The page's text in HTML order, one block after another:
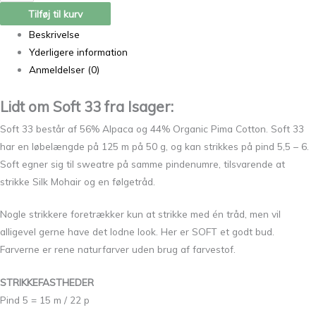
Tilføj til kurv
Beskrivelse
Yderligere information
Anmeldelser (0)
Lidt om Soft 33 fra Isager:
Soft 33 består af 56% Alpaca og 44% Organic Pima Cotton. Soft 33
har en løbelængde på 125 m på 50 g, og kan strikkes på pind 5,5 – 6.
Soft egner sig til sweatre på samme pindenumre, tilsvarende at
strikke Silk Mohair og en følgetråd.
Nogle strikkere foretrækker kun at strikke med én tråd, men vil
alligevel gerne have det lodne look. Her er SOFT et godt bud.
Farverne er rene naturfarver uden brug af farvestof.
STRIKKEFASTHEDER
Pind 5 = 15 m / 22 p